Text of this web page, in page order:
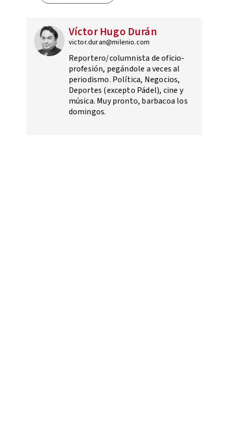
Víctor Hugo Durán
victor.duran@milenio.com
Reportero/columnista de oficio-
profesión, pegándole a veces al
periodismo. Política, Negocios,
Deportes (excepto Pádel), cine y
música. Muy pronto, barbacoa los
domingos.